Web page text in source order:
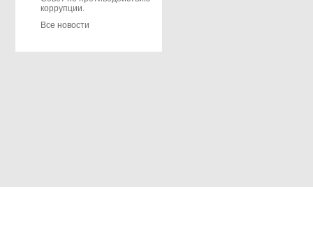
коррупции.
Все новости